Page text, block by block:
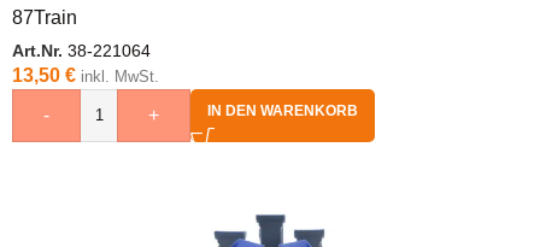
87Train
Art.Nr. 38-221064
13,50 € inkl. MwSt.
- + IN DEN WARENKORB